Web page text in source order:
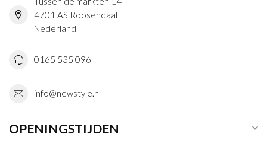
4701 AS Roosendaal
Nederland
0165 535 096
info@newstyle.nl
OPENINGSTIJDEN